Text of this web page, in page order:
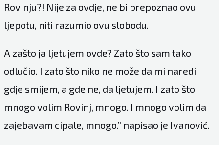
Rovinju?! Nije za ovdje, ne bi prepoznao ovu
ljepotu, niti razumio ovu slobodu.
A zašto ja ljetujem ovde? Zato što sam tako
odlučio. I zato što niko ne može da mi naredi
gdje smijem, a gde ne, da ljetujem. I zato što
mnogo volim Rovinj, mnogo. I mnogo volim da
zajebavam cipale, mnogo.” napisao je Ivanović.